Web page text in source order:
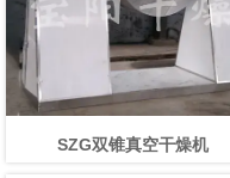
SZG双锥真空干燥机